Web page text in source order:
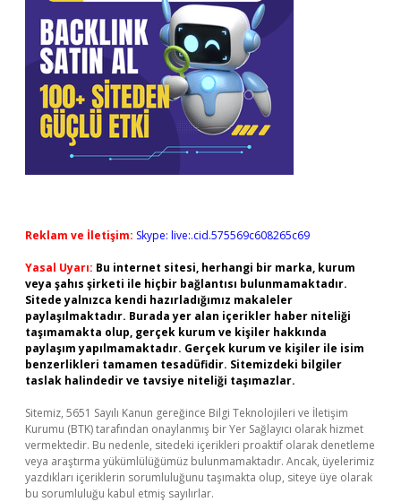
Reklam ve İletişim: Skype: live:.cid.575569c608265c69
Yasal Uyarı: Bu internet sitesi, herhangi bir marka, kurum
veya şahıs şirketi ile hiçbir bağlantısı bulunmamaktadır.
Sitede yalnızca kendi hazırladığımız makaleler
paylaşılmaktadır. Burada yer alan içerikler haber niteliği
taşımamakta olup, gerçek kurum ve kişiler hakkında
paylaşım yapılmamaktadır. Gerçek kurum ve kişiler ile isim
benzerlikleri tamamen tesadüfidir. Sitemizdeki bilgiler
taslak halindedir ve tavsiye niteliği taşımazlar.
Sitemiz, 5651 Sayılı Kanun gereğince Bilgi Teknolojileri ve İletişim
Kurumu (BTK) tarafından onaylanmış bir Yer Sağlayıcı olarak hizmet
vermektedir. Bu nedenle, sitedeki içerikleri proaktif olarak denetleme
veya araştırma yükümlülüğümüz bulunmamaktadır. Ancak, üyelerimiz
yazdıkları içeriklerin sorumluluğunu taşımakta olup, siteye üye olarak
bu sorumluluğu kabul etmiş sayılırlar.